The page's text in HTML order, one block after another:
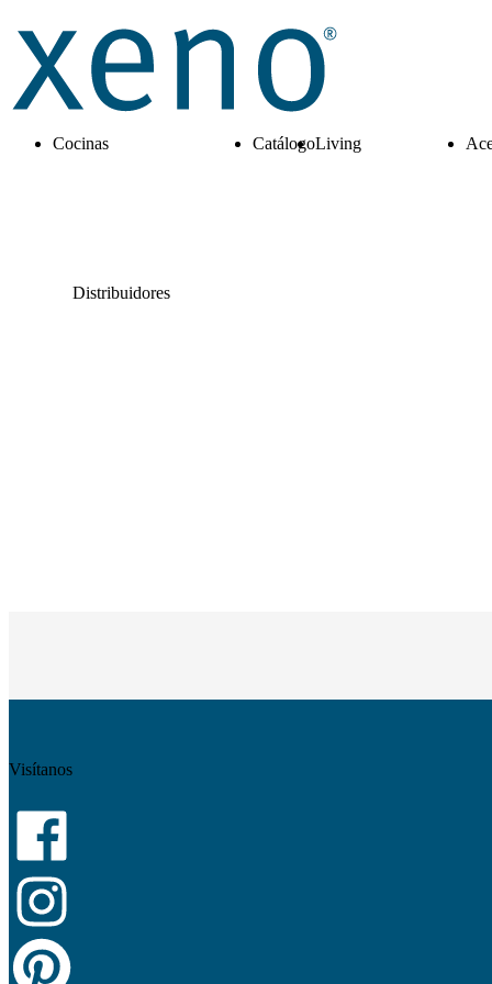
Cocinas CatálogoLiving
Distribuidores
Visítanos